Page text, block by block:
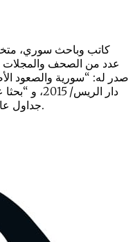
كاتب وباحث سوري،
عدد من الصحف والمجلات
صدر له: “سورية والصعود
دار الريس/
جداول عام 2014، إضافة إلى عدد من الترجمات.